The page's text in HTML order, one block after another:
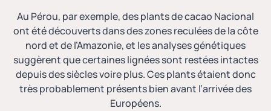
Au Pérou, par exemple, des plants de cacao Nacional
ont été découverts dans des zones reculées de la côte
nord et de l’Amazonie, et les analyses génétiques
suggèrent que certaines lignées sont restées intactes
depuis des siècles voire plus. Ces plants étaient donc
très probablement présents bien avant l’arrivée des
Européens.